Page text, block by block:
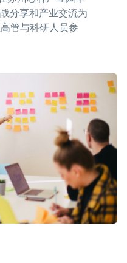
分享和产业交流为
管与科研人员参